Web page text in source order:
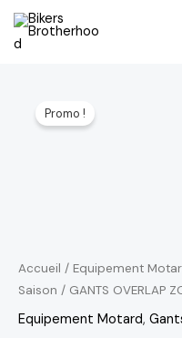
Aller
Promo !
Accueil / Equipement
Saison / GANTS OVERLAP
Equipement Motard,